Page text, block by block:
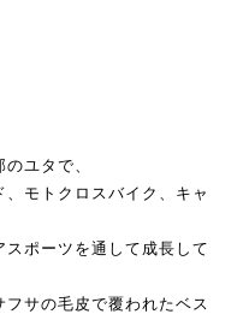
ユタで、
モトクロスバイク、キャ
ポーツを通して成長して
サの毛皮で覆われたベス